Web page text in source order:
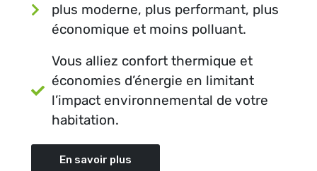
plus moderne, plus performant, plus
économique et moins polluant.
Vous alliez confort thermique et
économies d’énergie en limitant
l’impact environnemental de votre
habitation.
En savoir plus